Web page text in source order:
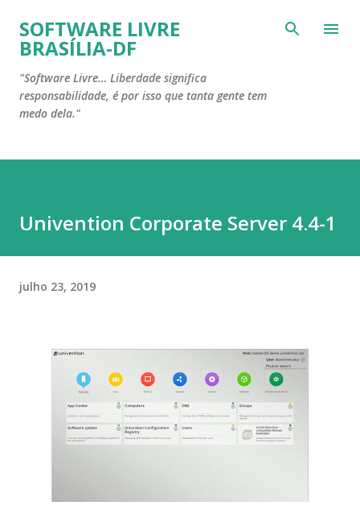
Pular para o conteúdo principal
SOFTWARE LIVRE
BRASÍLIA-DF
"Software Livre… Liberdade significa
responsabilidade, é por isso que tanta gente tem
medo dela."
Univention Corporate Server 4.4-1
julho 23, 2019